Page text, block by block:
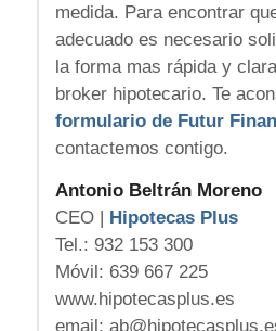
medida. Para encontrar
adecuado es necesario
la forma mas rápida y
broker hipotecario. Te
formulario de Futur
contactemos contigo.
Antonio Beltrán Moreno
CEO | Hipotecas Plus
Tel.: 932 153 300
Móvil: 639 667 225
www.hipotecasplus.es
email: